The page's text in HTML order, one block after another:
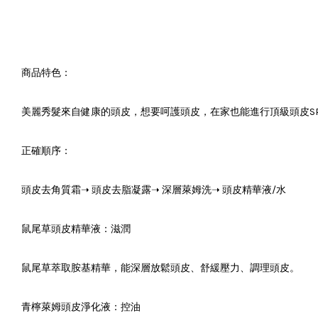
商品特色：
美麗秀髮來自健康的頭皮，想要呵護頭皮，在家也能進行頂級頭皮
正確順序：
頭皮去角質霜➝ 頭皮去脂凝露➝ 深層萊姆洗➝ 頭皮精華液/水
鼠尾草頭皮精華液：滋潤
鼠尾草萃取胺基精華，能深層放鬆頭皮、舒緩壓力、調理頭皮。
青檸萊姆頭皮淨化液：控油